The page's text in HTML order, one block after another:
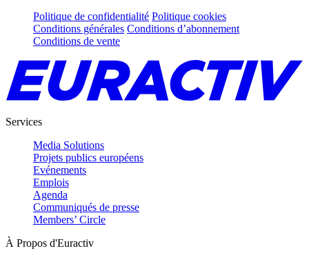
Politique de confidentialité Politique cookies
Conditions générales Conditions d’abonnement
Conditions de vente
Services
Media Solutions
Projets publics européens
Evénements
Emplois
Agenda
Communiqués de presse
Members’ Circle
À Propos d'Euractiv